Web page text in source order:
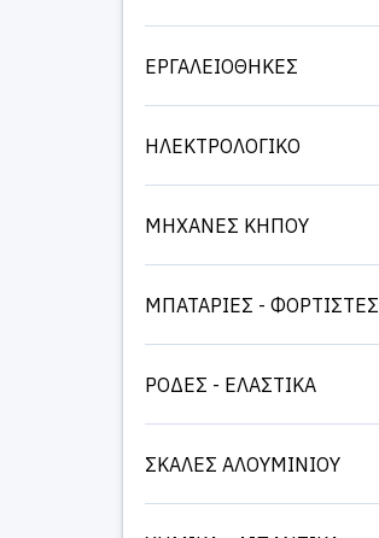
ΕΡΓΑΛΕΙΟΘΗΚΕΣ
ΗΛΕΚΤΡΟΛΟΓΙΚΟ
ΜΗΧΑΝΕΣ ΚΗΠΟΥ
ΜΠΑΤΑΡΙΕΣ - ΦΟΡΤΙΣΤΕΣ
ΡΟΔΕΣ - ΕΛΑΣΤΙΚΑ
ΣΚΑΛΕΣ ΑΛΟΥΜΙΝΙΟΥ